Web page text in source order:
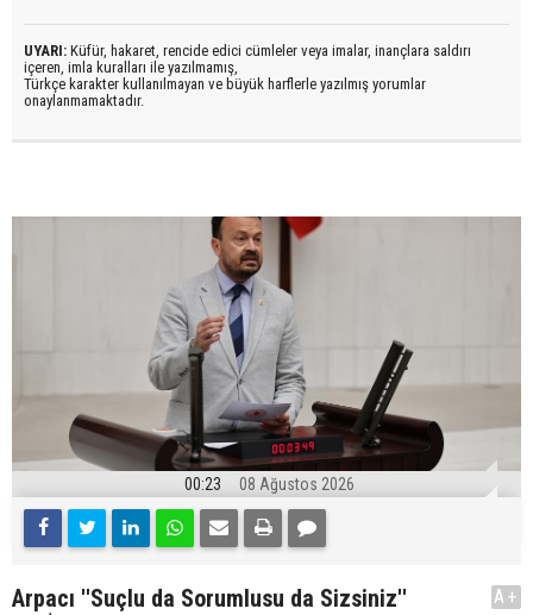
UYARI: Küfür, hakaret, rencide edici cümleler veya imalar, inançlara saldırı
içeren, imla kuralları ile yazılmamış,
Türkçe karakter kullanılmayan ve büyük harflerle yazılmış yorumlar
onaylanmamaktadır.
00:23 08 Ağustos 2026
Arpacı ''Suçlu da Sorumlusu da Sizsiniz''
A+